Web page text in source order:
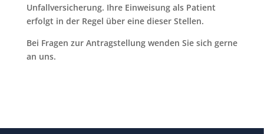
Unfallversicherung. Ihre Einweisung als Patient
erfolgt in der Regel über eine dieser Stellen.
Bei Fragen zur Antragstellung wenden Sie sich gerne
an uns.